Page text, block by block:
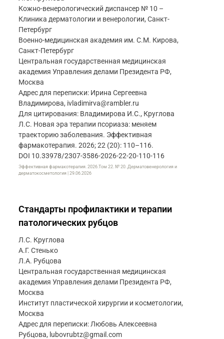
Кожно-венерологический диспансер № 10 –
Клиника дерматологии и венерологии, Санкт-
Петербург
Военно-медицинская академия им. С.М. Кирова,
Санкт-Петербург
Центральная государственная медицинская
академия Управления делами Президента РФ,
Москва
Адрес для переписки: Ирина Сергеевна
Владимирова, ivladimirva@rambler.ru
Для цитирования: Владимирова И.С., Круглова
Л.С. Новая эра терапии псориаза: меняем
траекторию заболевания. Эффективная
фармакотерапия. 2026; 22 (20): 110–116.
DOI 10.33978/2307-3586-2026-22-20-110-116
Эффективная фармакотерапия. 2026.Том 22. № 20. Дерматовенерология и
дерматокосметология | 29.06.2026
Стандарты профилактики и терапии
патологических рубцов
Л.С. Круглова
А.Г. Стенько
Л.А. Рубцова
Центральная государственная медицинская
академия Управления делами Президента РФ,
Москва
Институт пластической хирургии и косметологии,
Москва
Адрес для переписки: Любовь Алексеевна
Рубцова, lubovrubtz@gmail.com